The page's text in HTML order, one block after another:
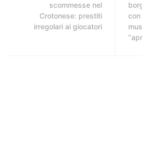
scommesse nel
Crotonese: prestiti
irregolari ai giocatori
con